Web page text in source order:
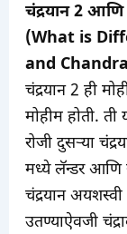
चंद्रयान 2
(What is
and
चंद्रयान 2 ही
मोहीम होती.
रोजी दुसऱ्या
मध्ये लॅन्डर आणि
चंद्रयान
उतण्याऐवजी